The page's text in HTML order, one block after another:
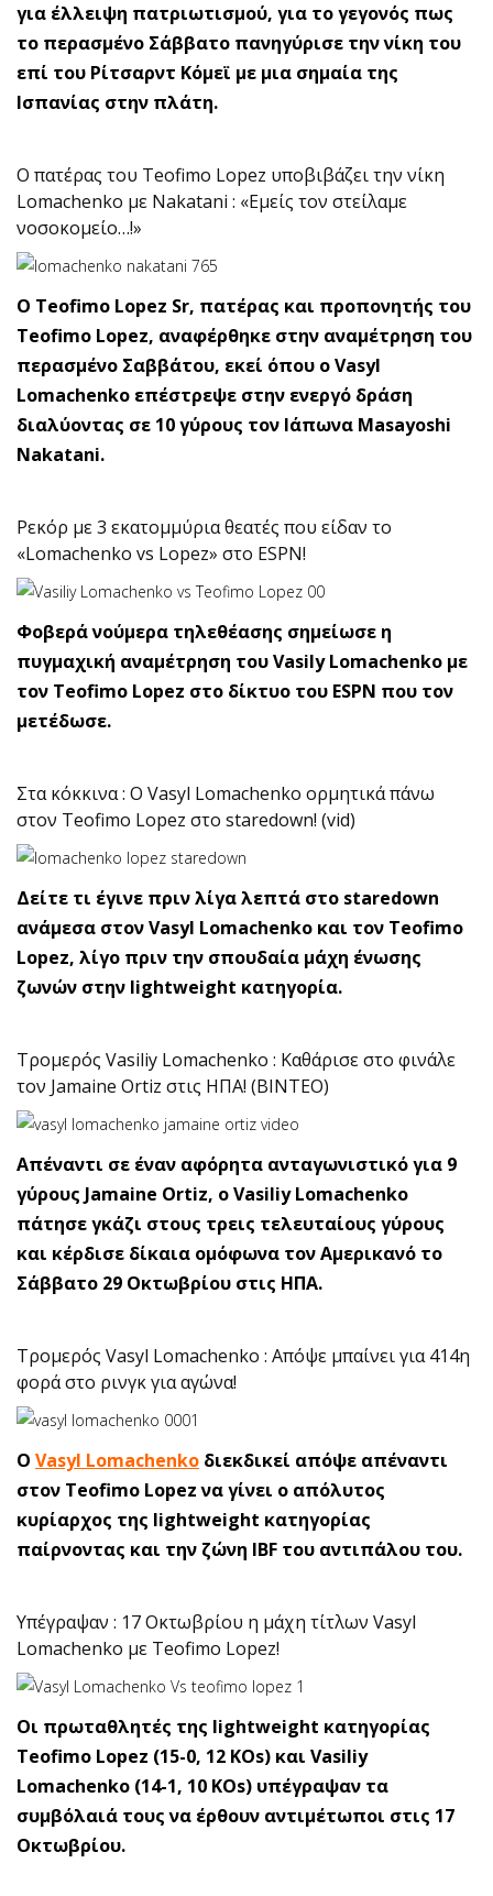
για έλλειψη πατριωτισμού, για το γεγονός πως
το περασμένο Σάββατο πανηγύρισε την νίκη του
επί του Ρίτσαρντ Κόμεϊ με μια σημαία της
Ισπανίας στην πλάτη.
Ο πατέρας του Teofimo Lopez υποβιβάζει την νίκη
Lomachenko με Nakatani : «Εμείς τον στείλαμε
νοσοκομείο…!»
Ο Teofimo Lopez Sr, πατέρας και προπονητής του
Teofimo Lopez, αναφέρθηκε στην αναμέτρηση του
περασμένο Σαββάτου, εκεί όπου ο Vasyl
Lomachenko επέστρεψε στην ενεργό δράση
διαλύοντας σε 10 γύρους τον Ιάπωνα Masayoshi
Nakatani.
Ρεκόρ με 3 εκατομμύρια θεατές που είδαν το
«Lomachenko vs Lopez» στο ESPN!
Φοβερά νούμερα τηλεθέασης σημείωσε η
πυγμαχική αναμέτρηση του Vasily Lomachenko με
τον Teofimo Lopez στο δίκτυο του ESPN που τον
μετέδωσε.
Στα κόκκινα : Ο Vasyl Lomachenko ορμητικά πάνω
στον Teofimo Lopez στο staredown! (vid)
Δείτε τι έγινε πριν λίγα λεπτά στο staredown
ανάμεσα στον Vasyl Lomachenko και τον Teofimo
Lopez, λίγο πριν την σπουδαία μάχη ένωσης
ζωνών στην lightweight κατηγορία.
Τρομερός Vasiliy Lomachenko : Καθάρισε στο φινάλε
τον Jamaine Ortiz στις ΗΠΑ! (ΒΙΝΤΕΟ)
Απέναντι σε έναν αφόρητα ανταγωνιστικό για 9
γύρους Jamaine Ortiz, ο Vasiliy Lomachenko
πάτησε γκάζι στους τρεις τελευταίους γύρους
και κέρδισε δίκαια ομόφωνα τον Αμερικανό το
Σάββατο 29 Οκτωβρίου στις ΗΠΑ.
Τρομερός Vasyl Lomachenko : Απόψε μπαίνει για 414η
φορά στο ρινγκ για αγώνα!
Ο Vasyl Lomachenko διεκδικεί απόψε απέναντι
στον Teofimo Lopez να γίνει ο απόλυτος
κυρίαρχος της lightweight κατηγορίας
παίρνοντας και την ζώνη IBF του αντιπάλου του.
Υπέγραψαν : 17 Οκτωβρίου η μάχη τίτλων Vasyl
Lomachenko με Teofimo Lopez!
Oι πρωταθλητές της lightweight κατηγορίας
Teofimo Lopez (15-0, 12 KOs) και Vasiliy
Lomachenko (14-1, 10 KOs) υπέγραψαν τα
συμβόλαιά τους να έρθουν αντιμέτωποι στις 17
Οκτωβρίου.